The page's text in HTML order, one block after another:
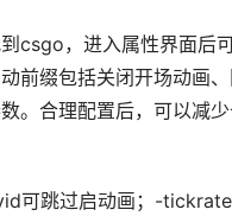
csgo，进入属性界面后
前缀包括关闭开场动画
。合理配置后，可以减
可跳过启动画；-